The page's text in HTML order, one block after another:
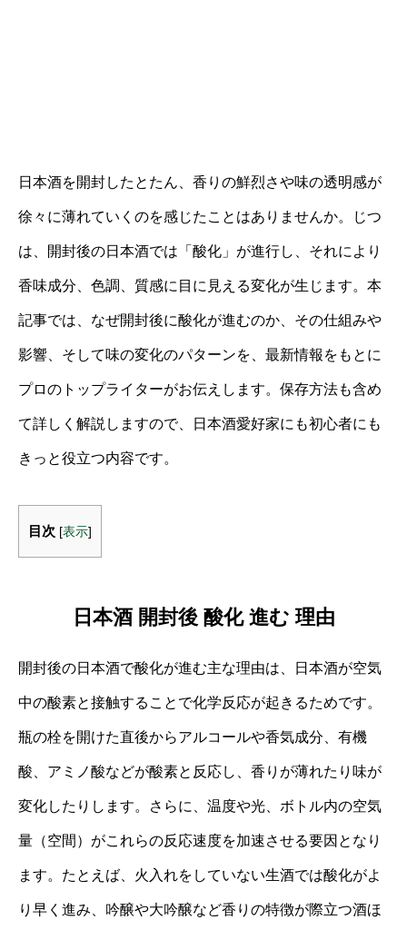
日本酒を開封したとたん、香りの鮮烈さや味の透明感が
徐々に薄れていくのを感じたことはありませんか。じつ
は、開封後の日本酒では「酸化」が進行し、それにより
香味成分、色調、質感に目に見える変化が生じます。本
記事では、なぜ開封後に酸化が進むのか、その仕組みや
影響、そして味の変化のパターンを、最新情報をもとに
プロのトップライターがお伝えします。保存方法も含め
て詳しく解説しますので、日本酒愛好家にも初心者にも
きっと役立つ内容です。
目次 [表示]
日本酒 開封後 酸化 進む 理由
開封後の日本酒で酸化が進む主な理由は、日本酒が空気
中の酸素と接触することで化学反応が起きるためです。
瓶の栓を開けた直後からアルコールや香気成分、有機
酸、アミノ酸などが酸素と反応し、香りが薄れたり味が
変化したりします。さらに、温度や光、ボトル内の空気
量（空間）がこれらの反応速度を加速させる要因となり
ます。たとえば、火入れをしていない生酒では酸化がよ
り早く進み、吟醸や大吟醸など香りの特徴が際立つ酒ほ